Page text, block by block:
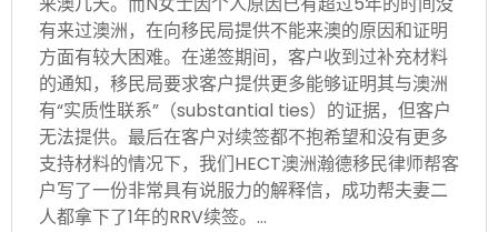
有来过澳洲，在向移民局提供不能来澳的原因和证明
方面有较大困难。在递签期间，客户收到过补充材料
的通知，移民局要求客户提供更多能够证明其与澳洲
有“实质性联系”（substantial ties）的证据，但客户
无法提供。最后在客户对续签都不抱希望和没有更多
支持材料的情况下，我们HECT澳洲瀚德移民律师帮客
户写了一份非常具有说服力的解释信，成功帮夫妻二
人都拿下了1年的RRV续签。…